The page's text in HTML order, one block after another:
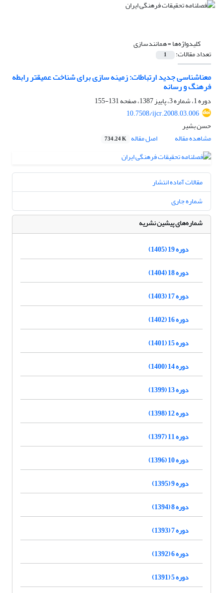
کلیدواژه‌ها =همانندسازی
تعداد مقالات: 1
معناشناسی جدید ارتباطات: زمینه سازی برای شناخت عمیقتر رابطه
فرهنگ و رسانه
دوره 1، شماره 3، پاییز 1387، صفحه
131-155
10.7508/ijcr.2008.03.006
حسن بشیر
مشاهده مقاله
اصل مقاله 734.24 K
مقالات آماده انتشار
شماره جاری
شماره‌های پیشین نشریه
دوره 19 (1405)
دوره 18 (1404)
دوره 17 (1403)
دوره 16 (1402)
دوره 15 (1401)
دوره 14 (1400)
دوره 13 (1399)
دوره 12 (1398)
دوره 11 (1397)
دوره 10 (1396)
دوره 9 (1395)
دوره 8 (1394)
دوره 7 (1393)
دوره 6 (1392)
دوره 5 (1391)